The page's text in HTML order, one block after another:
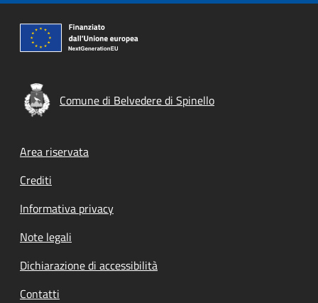
Comune di Belvedere di Spinello
Footer menu
Area riservata
Crediti
Informativa privacy
Note legali
Dichiarazione di accessibilità
Contatti